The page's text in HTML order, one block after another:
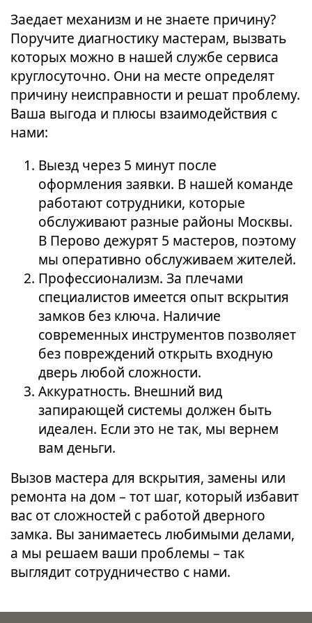
Заедает механизм и не знаете причину?
Поручите диагностику мастерам, вызвать
которых можно в нашей службе сервиса
круглосуточно. Они на месте определят
причину неисправности и решат проблему.
Ваша выгода и плюсы взаимодействия с
нами:
Выезд через 5 минут после
оформления заявки. В нашей команде
работают сотрудники, которые
обслуживают разные районы Москвы.
В Перово дежурят 5 мастеров, поэтому
мы оперативно обслуживаем жителей.
Профессионализм. За плечами
специалистов имеется опыт вскрытия
замков без ключа. Наличие
современных инструментов позволяет
без повреждений открыть входную
дверь любой сложности.
Аккуратность. Внешний вид
запирающей системы должен быть
идеален. Если это не так, мы вернем
вам деньги.
Вызов мастера для вскрытия, замены или
ремонта на дом – тот шаг, который избавит
вас от сложностей с работой дверного
замка. Вы занимаетесь любимыми делами,
а мы решаем ваши проблемы – так
выглядит сотрудничество с нами.